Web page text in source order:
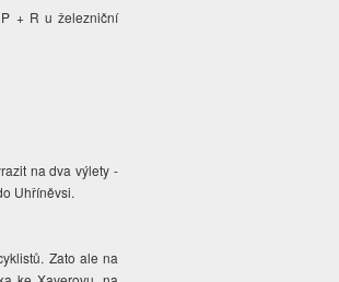
+ R u železniční
na dva výlety -
Uhříněvsi.
Zato ale na